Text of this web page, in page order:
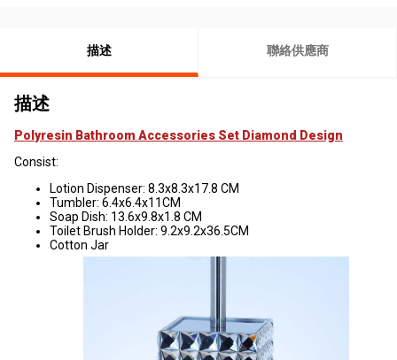
描述 聯絡供應商
描述
Polyresin Bathroom Accessories Set Diamond Design
Consist:
Lotion Dispenser: 8.3x8.3x17.8 CM
Tumbler: 6.4x6.4x11CM
Soap Dish: 13.6x9.8x1.8 CM
Toilet Brush Holder: 9.2x9.2x36.5CM
Cotton Jar